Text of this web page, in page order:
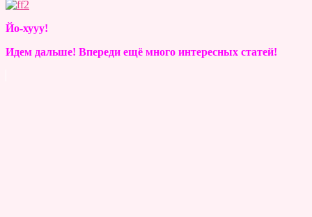
Йо-хууу!
Идем дальше! Впереди ещё много интересных статей!